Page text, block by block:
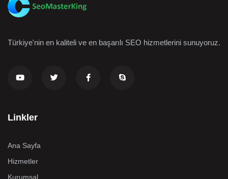
Türkiye'nin en kaliteli ve en başarılı SEO hizmetlerini sunuyoruz.
Linkler
Ana Sayfa
Hizmetler
Kurumsal